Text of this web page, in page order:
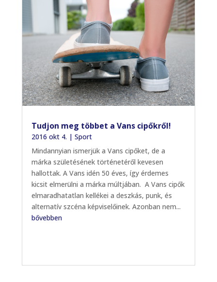
Tudjon meg többet a Vans cipőkről!
2016 okt 4. | Sport
Mindannyian ismerjük a Vans cipőket, de a
márka születésének történetéről kevesen
hallottak. A Vans idén 50 éves, így érdemes
kicsit elmerülni a márka múltjában. A Vans cipők
elmaradhatatlan kellékei a deszkás, punk, és
alternatív szcéna képviselőinek. Azonban nem...
bővebben